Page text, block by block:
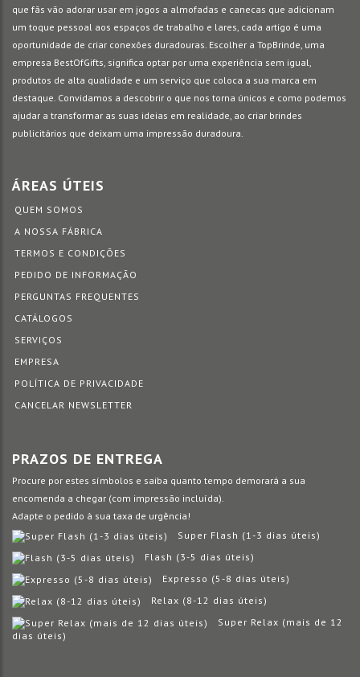
que fãs vão adorar usar em jogos a almofadas e canecas que adicionam
um toque pessoal aos espaços de trabalho e lares, cada artigo é uma
oportunidade de criar conexões duradouras. Escolher a TopBrinde, uma
empresa BestOfGifts, significa optar por uma experiência sem igual,
produtos de alta qualidade e um serviço que coloca a sua marca em
destaque. Convidamos a descobrir o que nos torna únicos e como podemos
ajudar a transformar as suas ideias em realidade, ao criar brindes
publicitários que deixam uma impressão duradoura.
ÁREAS ÚTEIS
QUEM SOMOS
A NOSSA FÁBRICA
TERMOS E CONDIÇÕES
PEDIDO DE INFORMAÇÃO
PERGUNTAS FREQUENTES
CATÁLOGOS
SERVIÇOS
EMPRESA
POLÍTICA DE PRIVACIDADE
CANCELAR NEWSLETTER
PRAZOS DE ENTREGA
Procure por estes símbolos e saiba quanto tempo demorará a sua
encomenda a chegar (com impressão incluída).
Adapte o pedido à sua taxa de urgência!
Super Flash (1-3 dias úteis)
Flash (3-5 dias úteis)
Expresso (5-8 dias úteis)
Relax (8-12 dias úteis)
Super Relax (mais de 12
dias úteis)